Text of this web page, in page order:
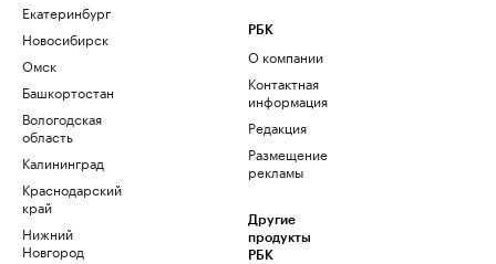
Екатеринбург
Новосибирск
Омск
Башкортостан
Вологодская
область
Калининград
Краснодарский
край
Нижний
Новгород
РБК
О компании
Контактная
информация
Редакция
Размещение
рекламы
Другие
продукты
РБК